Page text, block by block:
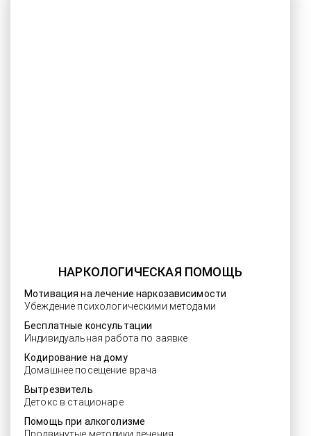
НАРКОЛОГИЧЕСКАЯ ПОМОЩЬ
Мотивация на лечение наркозависимости
Убеждение психологическими методами
Бесплатные консультации
Индивидуальная работа по заявке
Кодирование на дому
Домашнее посещение врача
Вытрезвитель
Детокс в стационаре
Помощь при алкоголизме